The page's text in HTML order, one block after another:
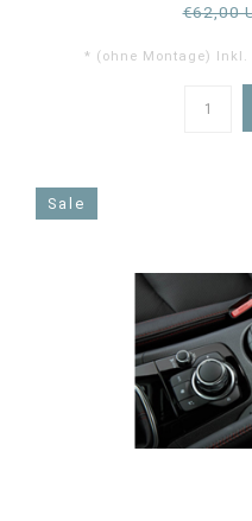
€62,00
* (ohne Montage) Inkl.
Sale